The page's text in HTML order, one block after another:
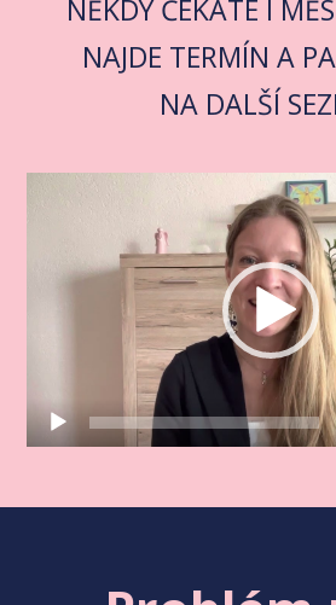
NĚKDY ČEKÁTE I
NAJDE TERMÍN A
NA DALŠÍ